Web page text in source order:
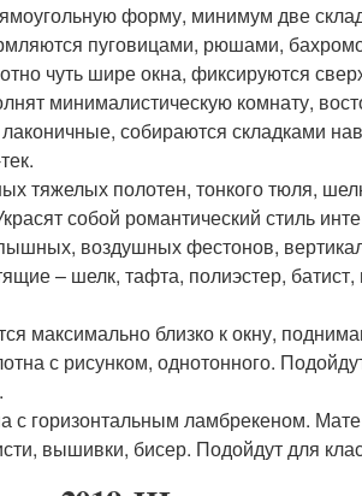
форму, минимум две
пуговицами, рюшами,
чуть шире окна, фиксируются
минималистическую комнату,
собираются складками
тяжелых полотен, тонкого тюля,
собой романтический стиль
воздушных фестонов,
– шелк, тафта, полиэстер,
максимально близко к окну,
с рисунком, однотонного.
с горизонтальным ламбрекеном.
вышивки, бисер. Подойдут для